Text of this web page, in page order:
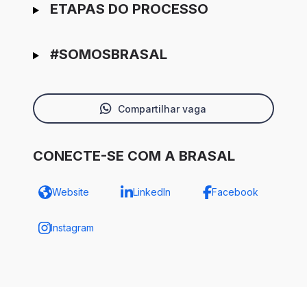
ETAPAS DO PROCESSO
#SOMOSBRASAL
Compartilhar vaga
CONECTE-SE COM A BRASAL
Website LinkedIn Facebook
Instagram